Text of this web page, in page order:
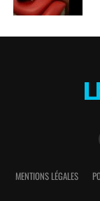
MENTIONS LÉGALES